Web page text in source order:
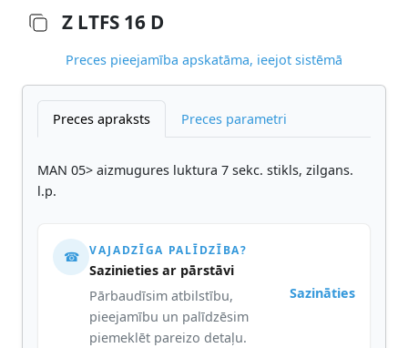
Z LTFS 16 D
Preces pieejamība apskatāma, ieejot sistēmā
Preces apraksts Preces parametri
MAN 05> aizmugures luktura 7 sekc. stikls, zilgans.
l.p.
☎ VAJADZĪGA PALĪDZĪBA?
Sazinieties ar pārstāvi
Pārbaudīsim atbilstību,
pieejamību un palīdzēsim
piemeklēt pareizo detaļu.
Sazināties